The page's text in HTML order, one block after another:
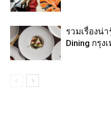
รวมเรื่องน่
Dining กรุง